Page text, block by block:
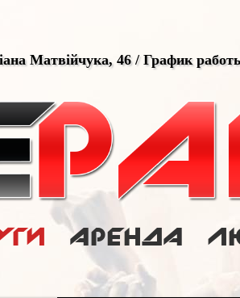
Матвійчука, 46 / График
Аренда